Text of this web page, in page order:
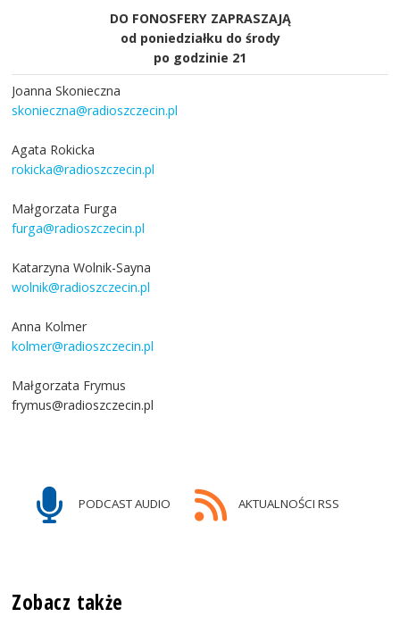
DO FONOSFERY ZAPRASZAJĄ
od poniedziałku do środy
po godzinie 21
Joanna Skonieczna
skonieczna@radioszczecin.pl
Agata Rokicka
rokicka@radioszczecin.pl
Małgorzata Furga
furga@radioszczecin.pl
Katarzyna Wolnik-Sayna
wolnik@radioszczecin.pl
Anna Kolmer
kolmer@radioszczecin.pl
Małgorzata Frymus
frymus@radioszczecin.pl
PODCAST AUDIO AKTUALNOŚCI RSS
Zobacz także